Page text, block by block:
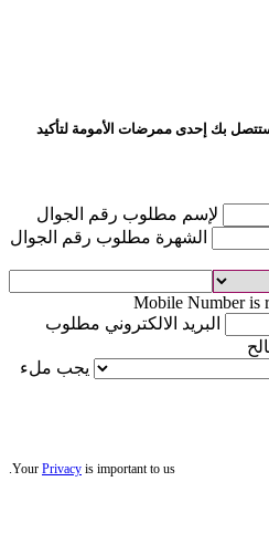
ستتصل بك إحدى ممرضات الأمومة لتأكيد
لإسم مطلوب رقم الجوال
الشهرة مطلوب رقم الجوال
Mobile Number is
البريد الالكتروني مطلوب
يجب ملء
Your Privacy is important to us.